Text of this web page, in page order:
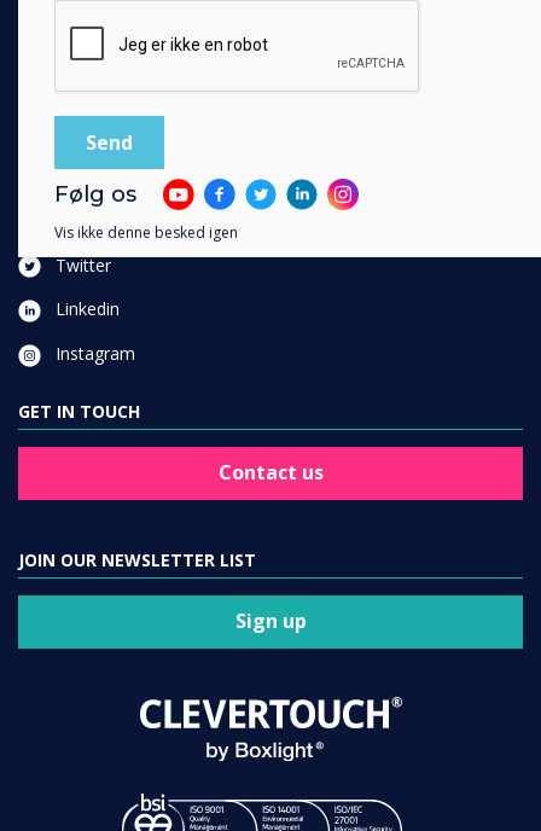
Customer stories
YouTube
Facebook
Twitter
Linkedin
Instagram
GET IN TOUCH
Contact us
JOIN OUR NEWSLETTER LIST
Sign up
Følg os
Vis ikke denne besked igen